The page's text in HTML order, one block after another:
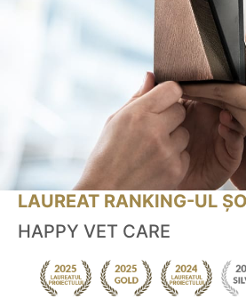
LAUREAT RANKING-UL
HAPPY VET CARE